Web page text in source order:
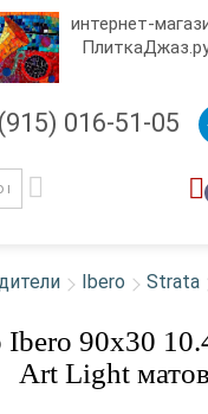
интернет-
016-51-05
Ibero Strata
Ibero 90x30
Art Light